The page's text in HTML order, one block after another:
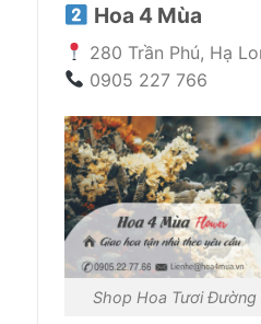
Hoa 4 Mùa
280 Trần Phú, Hạ
0905 227 766
Shop Hoa Tươi Đường